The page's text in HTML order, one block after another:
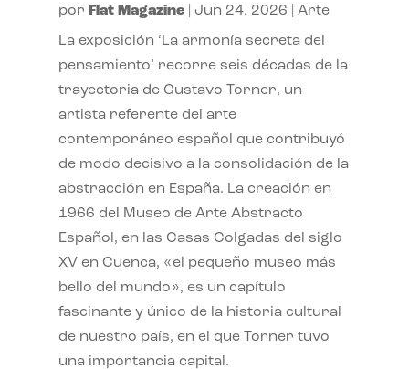
por Flat Magazine| Jun 24, 2026 Arte
La exposición ‘La armonía secreta del
pensamiento’ recorre seis décadas de la
trayectoria de Gustavo Torner, un
artista referente del arte
contemporáneo español que contribuyó
de modo decisivo a la consolidación de la
abstracción en España. La creación en
1966 del Museo de Arte Abstracto
Español, en las Casas Colgadas del siglo
XV en Cuenca, «el pequeño museo más
bello del mundo», es un capítulo
fascinante y único de la historia cultural
de nuestro país, en el que Torner tuvo
una importancia capital.